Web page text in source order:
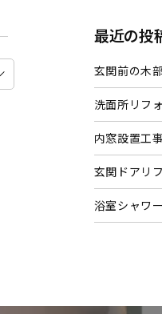
最近の投
玄関前の木
洗面所リフ
内窓設置工
玄関ドアリ
浴室シャワ